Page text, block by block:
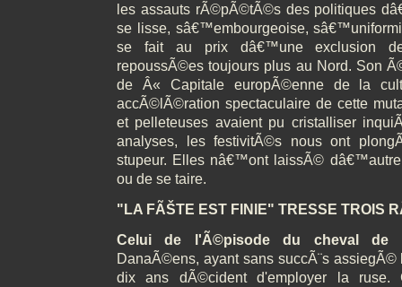
les assauts rÃ©pÃ©tÃ©s des politiques
se lisse, sâ€™embourgeoise,
se fait au prix dâ€™une exclusion
repoussÃ©es toujours plus au Nord. Son
de Â« Capitale europÃ©enne de la
accÃ©lÃ©ration spectaculaire de cette
et pelleteuses avaient pu cristalliser
analyses, les festivitÃ©s nous ont
stupeur. Elles nâ€™ont laissÃ©
ou de se taire.
"LA FÃŠTE EST FINIE" TRESSE TROIS
Celui de l'Ã©pisode du cheval de
DanaÃ©ens, ayant sans succÃ¨s
dix ans dÃ©cident d'employer la ruse.